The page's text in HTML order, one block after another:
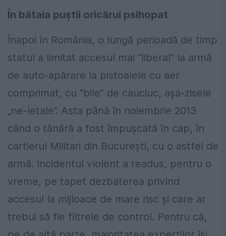
În bătaia puştii oricărui psihopat
Înapoi în România, o lungă perioadă de timp
statul a limitat accesul mai “liberal” la armă
de auto-apărare la pistoalele cu aer
comprimat, cu “bile” de cauciuc, aşa-zisele
„ne-letale”. Asta până în noiembrie 2013
când o tânără a fost împuşcată în cap, în
cartierul Militari din Bucureşti, cu o astfel de
armă. Incidentul violent a readus, pentru o
vreme, pe tapet dezbaterea privind
accesul la mijloace de mare risc şi care ar
trebui să fie filtrele de control. Pentru că,